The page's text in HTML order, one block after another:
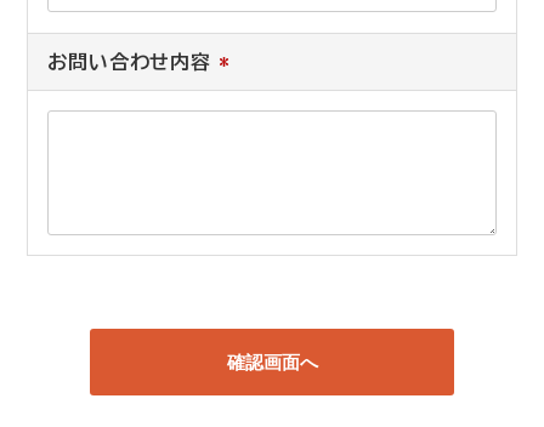
お問い合わせ内容 *